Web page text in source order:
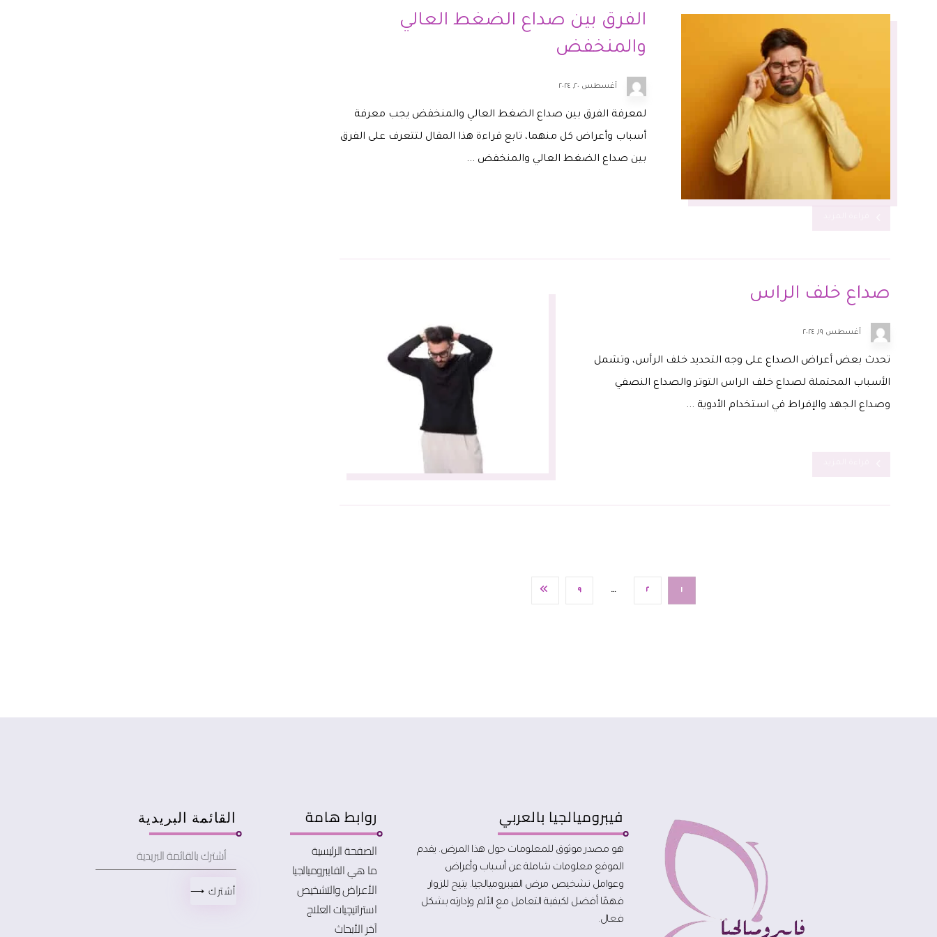
الفرق بين صداع الضغط العالي
والمنخفض
أغسطس ٢٠, ٢٠٢٤
لمعرفة الفرق بين صداع الضغط العالي والمنخفض يجب معرفة
أسباب وأعراض كل منهما، تابع قراءة هذا المقال لتتعرف على الفرق
بين صداع الضغط العالي والمنخفض ...
صداع خلف الراس
أغسطس ١٩, ٢٠٢٤
تحدث بعض أعراض الصداع على وجه التحديد خلف الرأس، وتشمل
الأسباب المحتملة لصداع خلف الراس التوتر والصداع النصفي
وصداع الجهد والإفراط في استخدام الأدوية ...
١ ٢ … ٩
فيبروميالجيا بالعربي
هو مصدر موثوق للمعلومات حول هذا المرض. يقدم
الموقع معلومات شاملة عن أسباب وأعراض
وعوامل تشخيص مرض الفيبروميالجيا. يتيح للزوار
فهمًا أفضل لكيفية التعامل مع الألم وإدارته بشكل
فعال.
روابط هامة
الصفحة الرئيسية
ما هي الفايبروميالجيا
الأعراض والتشخيص
استراتيچيات العلاج
آخر الأبحاث
القائمة البريدية
أشترك ⟶